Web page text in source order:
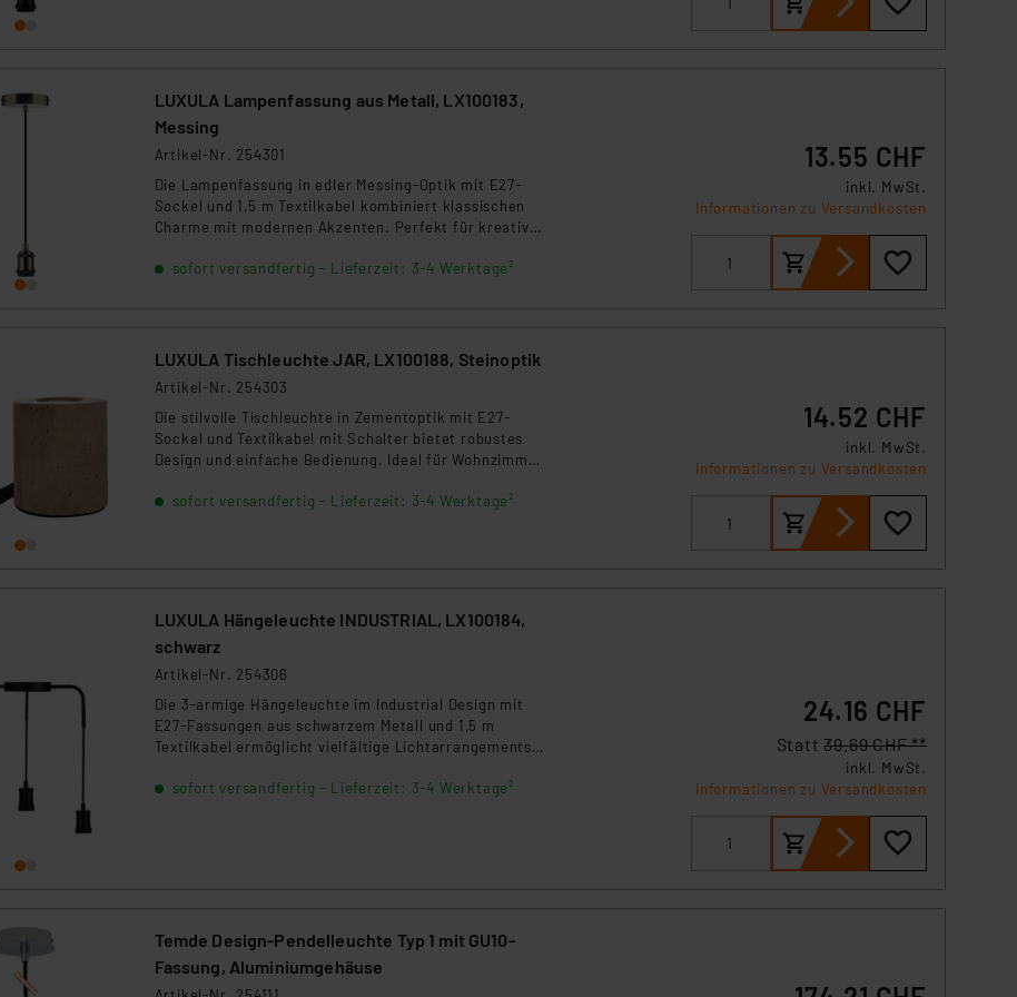
der EU. Dies bedeutet, dass die USA als Land mit unzureichendem
eingestuft wird. So besteht etwa das Risiko, dass US-Behörden personenbezogene
Beurteilung der mit der Datenübermittlung, insbesondere der Art der übermittelten
LUXULA Lampenfassung aus Metall, LX100183,
Messing
Artikel-Nr. 254301
Die Lampenfassung in edler Messing-Optik mit E27-
Sockel und 1,5 m Textilkabel kombiniert klassischen
Charme mit modernen Akzenten. Perfekt für kreative
sofort versandfertig - Lieferzeit: 3-4 Werktage²
13.55 CHF
inkl. MwSt.
Informationen zu Versandkosten
LUXULA Tischleuchte JAR, LX100188, Steinoptik
Artikel-Nr. 254303
Die stilvolle Tischleuchte in Zementoptik mit E27-
Sockel und Textilkabel mit Schalter bietet robustes
Design und einfache Bedienung. Ideal für Wohnzimmer,
sofort versandfertig - Lieferzeit: 3-4 Werktage²
14.52 CHF
inkl. MwSt.
Informationen zu Versandkosten
LUXULA Hängeleuchte INDUSTRIAL, LX100184,
schwarz
Artikel-Nr. 254306
Die 3-armige Hängeleuchte im Industrial Design mit
E27-Fassungen aus schwarzem Metall und 1,5 m
Textilkabel ermöglicht vielfältige Lichtarrangements.
sofort versandfertig - Lieferzeit: 3-4 Werktage²
24.16 CHF
Statt39.69 CHF **
inkl. MwSt.
Informationen zu Versandkosten
Temde Design-Pendelleuchte Typ 1 mit GU10-
Fassung, Aluminiumgehäuse